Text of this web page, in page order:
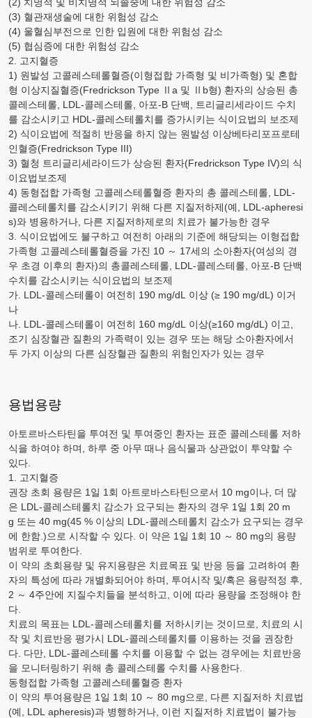
(3) 혈관재생술에 대한 위험성 감소
(4) 울혈심부전으로 인한 입원에 대한 위험성 감소
(5) 협심증에 대한 위험성 감소
2. 고지혈증
1) 원발성 고콜레스테롤혈증(이형접합 가족형 및 비가족형) 및 혼합
형 이상지질혈증(Fredrickson Type Ⅱa 및 Ⅱb형) 환자의 상승된 총
콜레스테롤, LDL-콜레스테롤, 아포-B 단백, 트리글리세라이드 수치
를 감소시키고 HDL-콜레스테롤치를 증가시키는 식이요법의 보조제
2) 식이요법에 적절히 반응을 하지 않는 원발성 이상베타리포프로테
인혈증(Fredrickson Type III)
3) 혈청 트리글리세라이드가 상승된 환자(Fredrickson Type IV)의 식
이요법보조제
4) 동형접합 가족형 고콜레스테롤혈증 환자의 총 콜레스테롤, LDL-
콜레스테롤치를 감소시키기 위해 다른 지질저하제(예, LDL-apheresi
s)와 병용하거나, 다른 지질저하제로의 치료가 불가능한 경우
3. 식이요법에도 불구하고 여전히 아래의 기준에 해당되는 이형접합
가족형 고콜레스테롤혈증을 가진 10 ～ 17세의 소아환자(여성의 경
우 초경 이후의 환자)의 총콜레스테롤, LDL-콜레스테롤, 아포-B 단백
수치를 감소시키는 식이요법의 보조제
가. LDL-콜레스테롤이 여전히 190 mg/dL 이상 (≥ 190 mg/dL ) 이거
나
나. LDL-콜레스테롤이 여전히 160 mg/dL 이상(≥160 mg/dL ) 이고,
조기 심장혈관 질환의 가족력이 있는 경우 또는 해당 소아환자에서
두 가지 이상의 다른 심장혈관 질환의 위험인자가 있는 경우
용법용량
아토르바스타틴을 투여전 및 투여중인 환자는 표준 콜레스테롤 저하
식을 하여야 하며, 하루 중 아무 때나 음식물과 상관없이 투약할 수
있다.
1. 고지혈증
권장 초회 용량은 1일 1회 아트로바스타틴으로서 10 mg이나, 더 많
은 LDL-콜레스테롤치 감소가 요구되는 환자의 경우 1일 1회 20 m
g 또는 40 mg(45 % 이상의 LDL-콜레스테롤치 감소가 요구되는 경우
에 한함.)으로 시작할 수 있다. 이 약은 1일 1회 10 ～ 80 mg의 용량
범위로 투여한다.
이 약의 초회용량 및 유지용량은 치료목표 및 반응 등을 고려하여 환
자의 특성에 따라 개별화되어야 하며, 투여시작 및/혹은 용량적정 후,
2 ～ 4주안에 지질수치들을 분석하고, 이에 따라 용량을 조정해야 한
다.
치료의 목표는 LDL-콜레스테롤치를 저하시키는 것이므로, 치료의 시
작 및 치료반응 평가시 LDL-콜레스테롤치를 이용하는 것을 권장한
다. 다만, LDL-콜레스테롤 수치를 이용할 수 없는 경우에는 치료반응
을 모니터링하기 위해 총 콜레스테롤 수치를 사용한다.
동형접합 가족형 고콜레스테롤혈증 환자
이 약의 투여용량은 1일 1회 10 ～ 80 mg으로, 다른 지질저하 치료법
(예, LDL apheresis)과 병행하거나, 이런 지질저하 치료법이 불가능